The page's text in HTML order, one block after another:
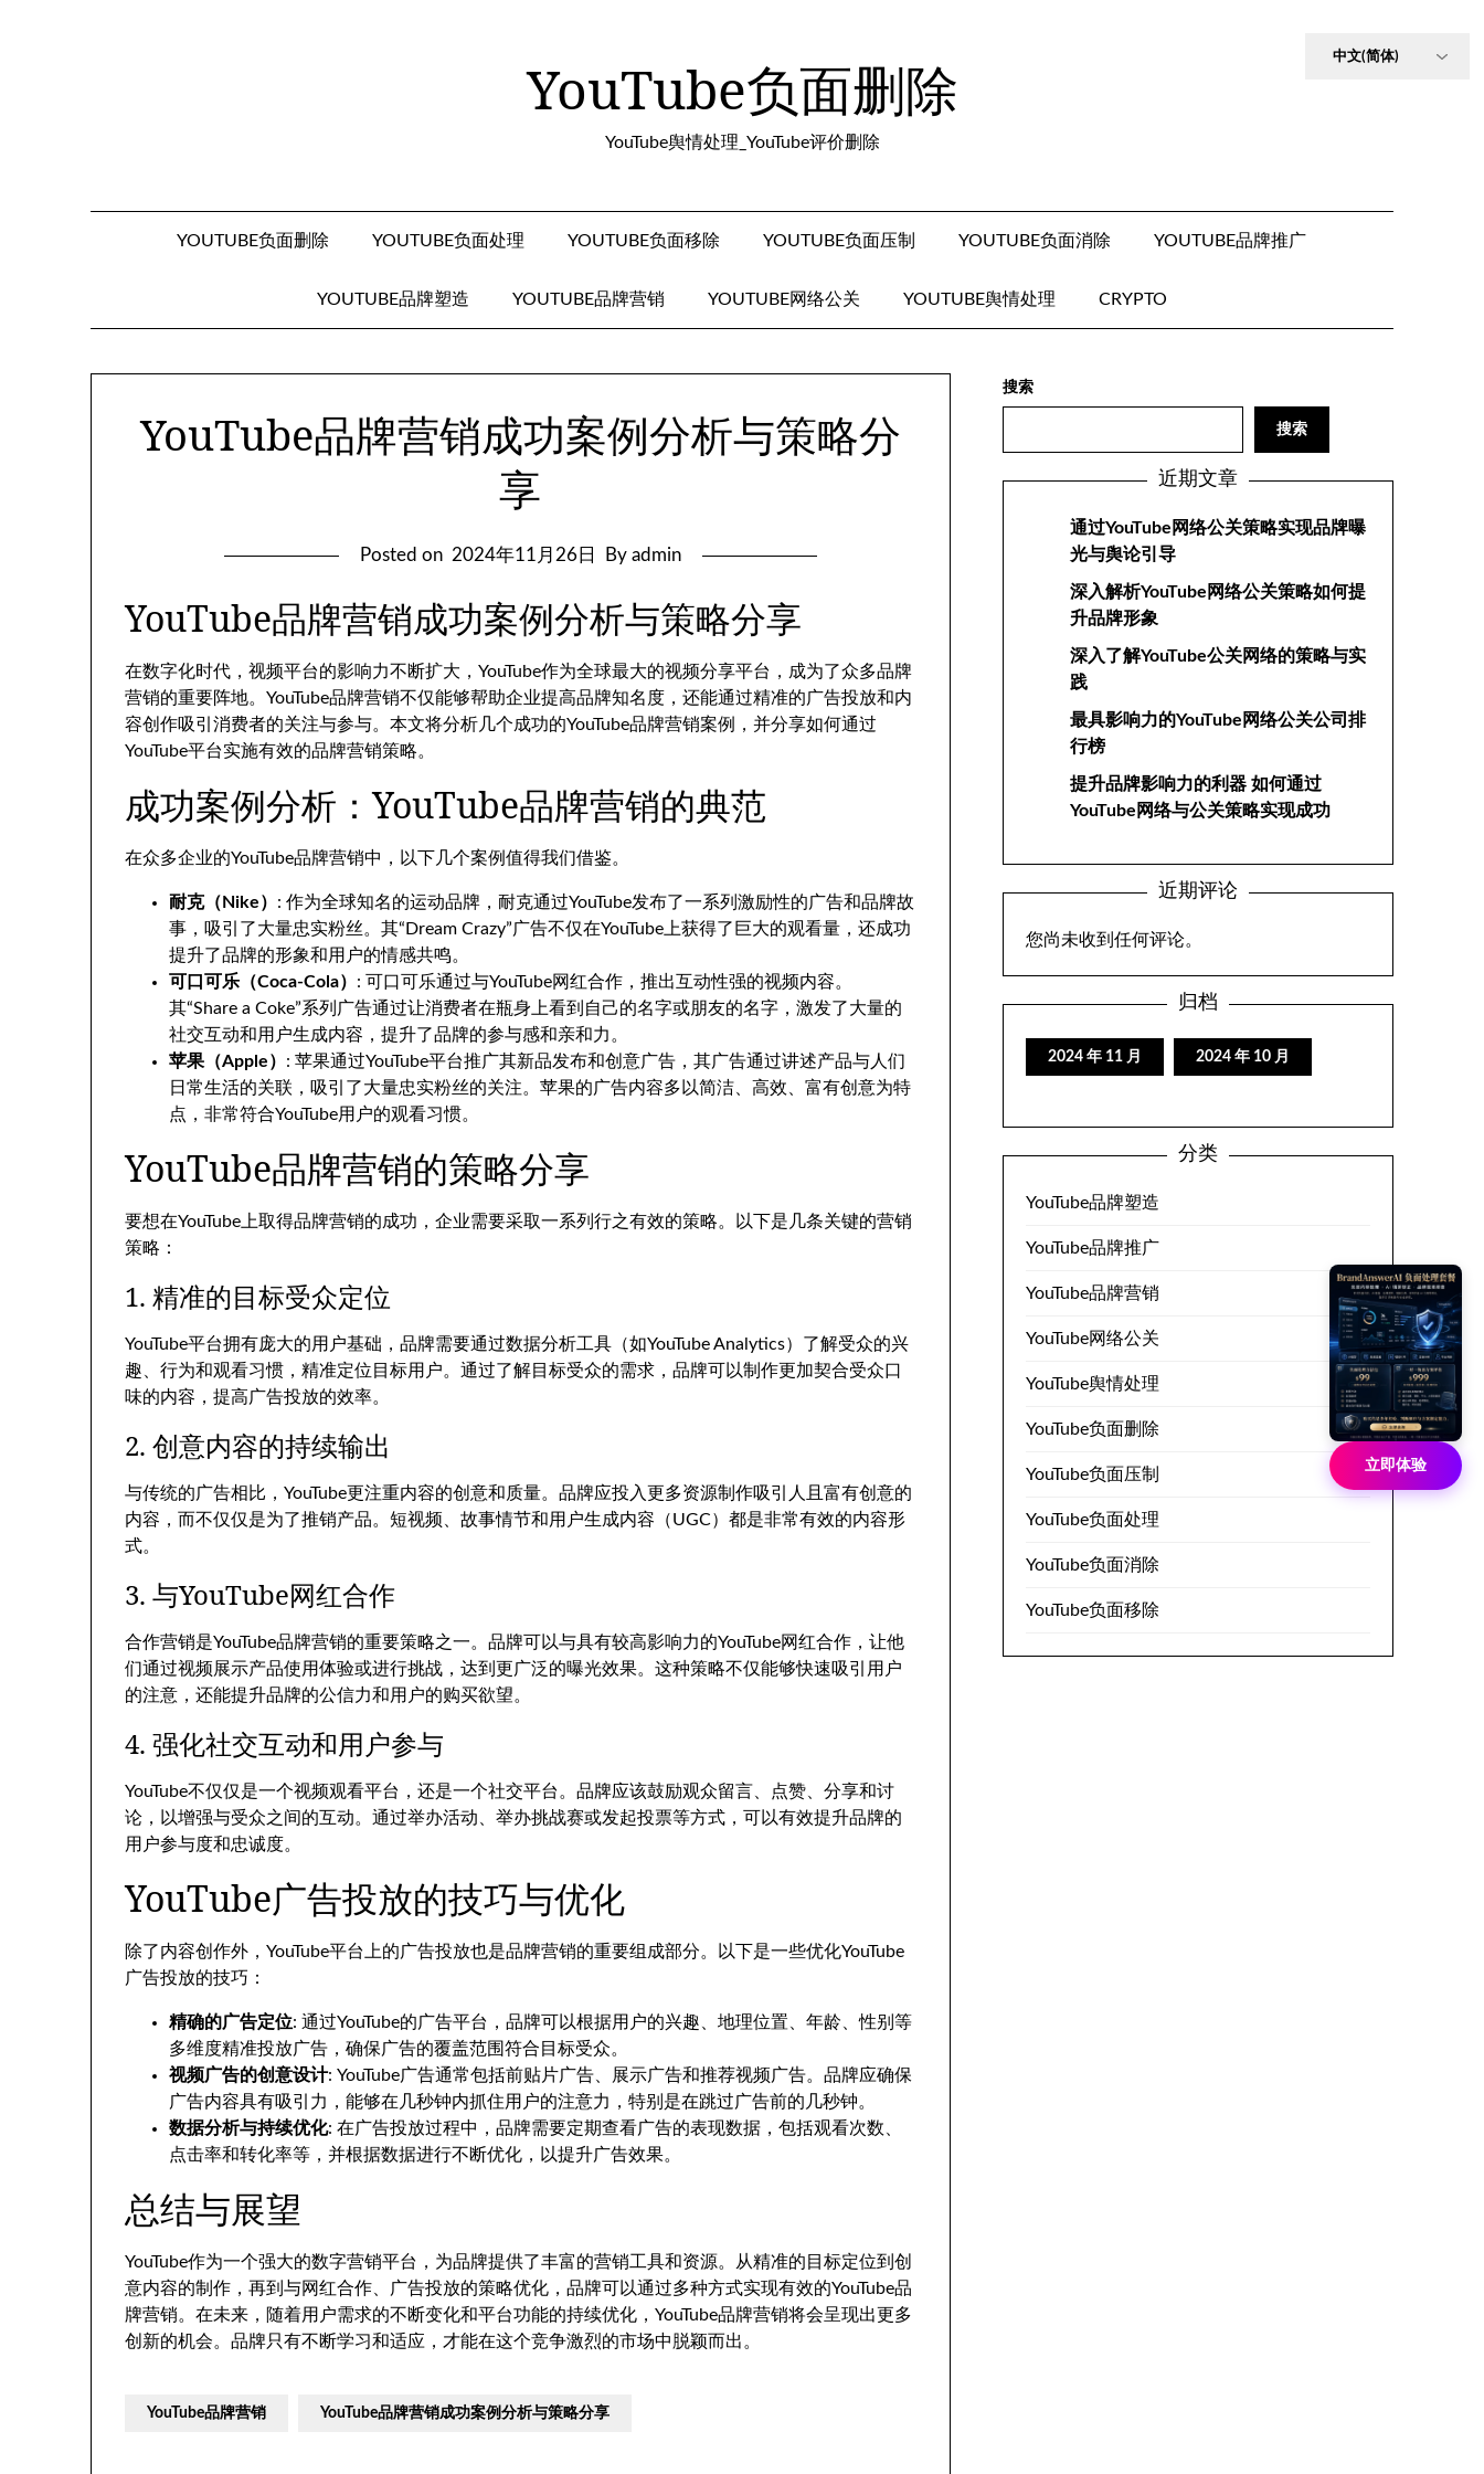
YouTube负面删除
YouTube舆情处理_YouTube评价删除
YOUTUBE负面删除 YOUTUBE负面处理 YOUTUBE负面移除 YOUTUBE负面压制 YOUTUBE负面消除 YOUTUBE品牌推广
YOUTUBE品牌塑造 YOUTUBE品牌营销 YOUTUBE网络公关 YOUTUBE舆情处理 CRYPTO
YouTube品牌营销成功案例分析与策略分
享
Posted on 2024年11月26日 By admin
YouTube品牌营销成功案例分析与策略分享
在数字化时代，视频平台的影响力不断扩大，YouTube作为全球最大的视频分享平台，成为了众多品牌
营销的重要阵地。YouTube品牌营销不仅能够帮助企业提高品牌知名度，还能通过精准的广告投放和内
容创作吸引消费者的关注与参与。本文将分析几个成功的YouTube品牌营销案例，并分享如何通过
YouTube平台实施有效的品牌营销策略。
成功案例分析：YouTube品牌营销的典范
在众多企业的YouTube品牌营销中，以下几个案例值得我们借鉴。
耐克（Nike） : 作为全球知名的运动品牌，耐克通过YouTube发布了一系列激励性的广告和品牌故
事，吸引了大量忠实粉丝。其“Dream Crazy”广告不仅在YouTube上获得了巨大的观看量，还成功
提升了品牌的形象和用户的情感共鸣。
可口可乐（Coca-Cola） : 可口可乐通过与YouTube网红合作，推出互动性强的视频内容。
其“Share a Coke”系列广告通过让消费者在瓶身上看到自己的名字或朋友的名字，激发了大量的
社交互动和用户生成内容，提升了品牌的参与感和亲和力。
苹果（Apple） : 苹果通过YouTube平台推广其新品发布和创意广告，其广告通过讲述产品与人们
日常生活的关联，吸引了大量忠实粉丝的关注。苹果的广告内容多以简洁、高效、富有创意为特
点，非常符合YouTube用户的观看习惯。
YouTube品牌营销的策略分享
要想在YouTube上取得品牌营销的成功，企业需要采取一系列行之有效的策略。以下是几条关键的营销
策略：
1. 精准的目标受众定位
YouTube平台拥有庞大的用户基础，品牌需要通过数据分析工具（如YouTube Analytics）了解受众的兴
趣、行为和观看习惯，精准定位目标用户。通过了解目标受众的需求，品牌可以制作更加契合受众口
味的内容，提高广告投放的效率。
2. 创意内容的持续输出
与传统的广告相比，YouTube更注重内容的创意和质量。品牌应投入更多资源制作吸引人且富有创意的
内容，而不仅仅是为了推销产品。短视频、故事情节和用户生成内容（UGC）都是非常有效的内容形
式。
3. 与YouTube网红合作
合作营销是YouTube品牌营销的重要策略之一。品牌可以与具有较高影响力的YouTube网红合作，让他
们通过视频展示产品使用体验或进行挑战，达到更广泛的曝光效果。这种策略不仅能够快速吸引用户
的注意，还能提升品牌的公信力和用户的购买欲望。
4. 强化社交互动和用户参与
YouTube不仅仅是一个视频观看平台，还是一个社交平台。品牌应该鼓励观众留言、点赞、分享和讨
论，以增强与受众之间的互动。通过举办活动、举办挑战赛或发起投票等方式，可以有效提升品牌的
用户参与度和忠诚度。
YouTube广告投放的技巧与优化
除了内容创作外，YouTube平台上的广告投放也是品牌营销的重要组成部分。以下是一些优化YouTube
广告投放的技巧：
精确的广告定位: 通过YouTube的广告平台，品牌可以根据用户的兴趣、地理位置、年龄、性别等
多维度精准投放广告，确保广告的覆盖范围符合目标受众。
视频广告的创意设计: YouTube广告通常包括前贴片广告、展示广告和推荐视频广告。品牌应确保
广告内容具有吸引力，能够在几秒钟内抓住用户的注意力，特别是在跳过广告前的几秒钟。
数据分析与持续优化: 在广告投放过程中，品牌需要定期查看广告的表现数据，包括观看次数、
点击率和转化率等，并根据数据进行不断优化，以提升广告效果。
总结与展望
YouTube作为一个强大的数字营销平台，为品牌提供了丰富的营销工具和资源。从精准的目标定位到创
意内容的制作，再到与网红合作、广告投放的策略优化，品牌可以通过多种方式实现有效的YouTube品
牌营销。在未来，随着用户需求的不断变化和平台功能的持续优化，YouTube品牌营销将会呈现出更多
创新的机会。品牌只有不断学习和适应，才能在这个竞争激烈的市场中脱颖而出。
YouTube品牌营销 YouTube品牌营销成功案例分析与策略分享
搜索
搜索
近期文章
通过YouTube网络公关策略实现品牌曝
光与舆论引导
深入解析YouTube网络公关策略如何提
升品牌形象
深入了解YouTube公关网络的策略与实
践
最具影响力的YouTube网络公关公司排
行榜
提升品牌影响力的利器 如何通过
YouTube网络与公关策略实现成功
近期评论
您尚未收到任何评论。
归档
2024 年 11 月 2024 年 10 月
分类
YouTube品牌塑造
YouTube品牌推广
YouTube品牌营销
YouTube网络公关
YouTube舆情处理
YouTube负面删除
YouTube负面压制
YouTube负面处理
YouTube负面消除
YouTube负面移除
立即体验